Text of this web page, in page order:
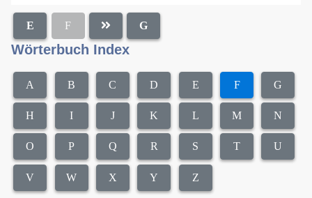
E F G
Wörterbuch Index
A B C D E F G
H I J K L M N
O P Q R S T U
V W X Y Z